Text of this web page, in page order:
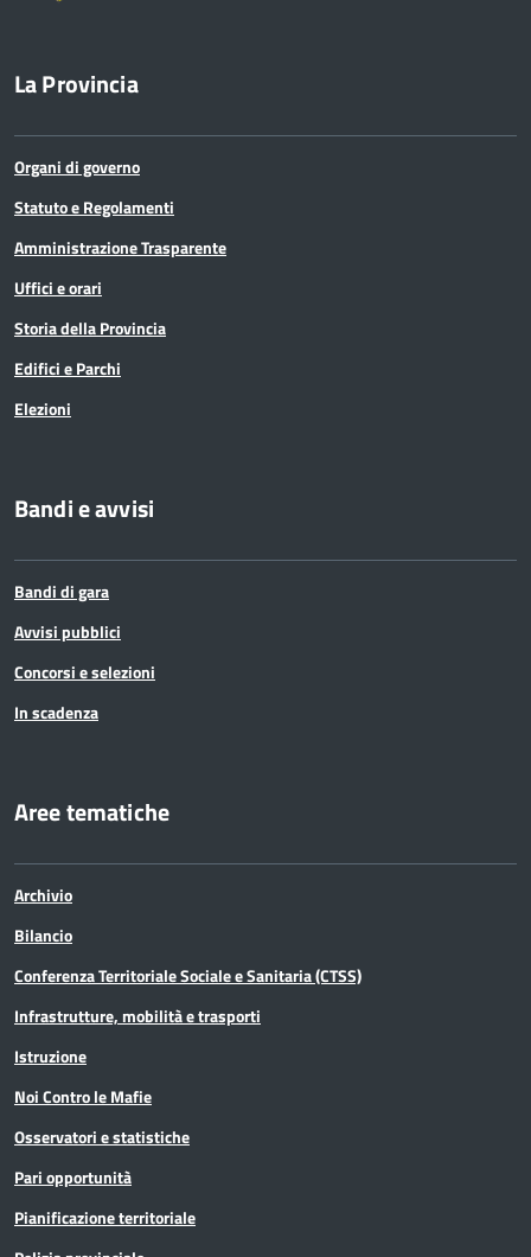
La Provincia
Organi di governo
Statuto e Regolamenti
Amministrazione Trasparente
Uffici e orari
Storia della Provincia
Edifici e Parchi
Elezioni
Bandi e avvisi
Bandi di gara
Avvisi pubblici
Concorsi e selezioni
In scadenza
Aree tematiche
Archivio
Bilancio
Conferenza Territoriale Sociale e Sanitaria (CTSS)
Infrastrutture, mobilità e trasporti
Istruzione
Noi Contro le Mafie
Osservatori e statistiche
Pari opportunità
Pianificazione territoriale